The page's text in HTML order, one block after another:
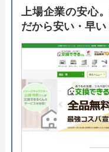
を用意しており、
で現金やクレジッ
中無休で24時間対
イミングで相談で
です。
料
上場企業の安心
だから安い・早い